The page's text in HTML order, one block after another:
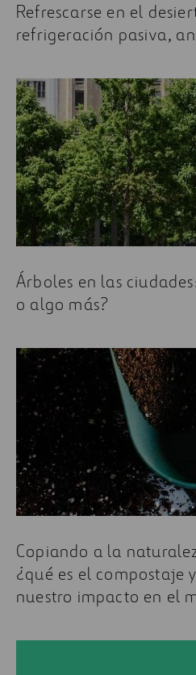
Refrescarse en el
refrigeración pasiva,
Árboles en las
o algo más?
Copiando a la
¿qué es el compostaje
nuestro impacto en el